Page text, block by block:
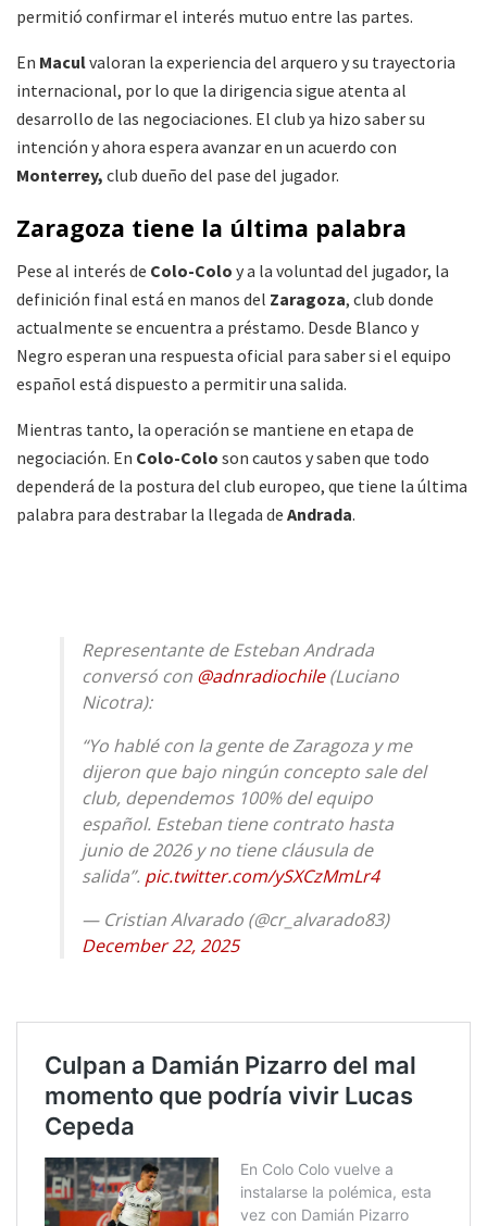
permitió confirmar el interés mutuo entre las partes.
En Maculvaloran la experiencia del arquero y su trayectoria
internacional, por lo que la dirigencia sigue atenta al
desarrollo de las negociaciones. El club ya hizo saber su
intención y ahora espera avanzar en un acuerdo con
Monterrey, club dueño del pase del jugador.
Zaragoza tiene la última palabra
Pese al interés de Colo-Colo y a la voluntad del jugador, la
definición final está en manos del Zaragoza, club donde
actualmente se encuentra a préstamo. Desde Blanco y
Negro esperan una respuesta oficial para saber si el equipo
español está dispuesto a permitir una salida.
Mientras tanto, la operación se mantiene en etapa de
negociación. En Colo-Colo son cautos y saben que todo
dependerá de la postura del club europeo, que tiene la última
palabra para destrabar la llegada de Andrada.
Representante de Esteban Andrada
conversó con @adnradiochile(Luciano
Nicotra):
“Yo hablé con la gente de Zaragoza y me
dijeron que bajo ningún concepto sale del
club, dependemos 100% del equipo
español. Esteban tiene contrato hasta
junio de 2026 y no tiene cláusula de
salida”. pic.twitter.com/ySXCzMmLr4
— Cristian Alvarado (@cr_alvarado83)
December 22, 2025